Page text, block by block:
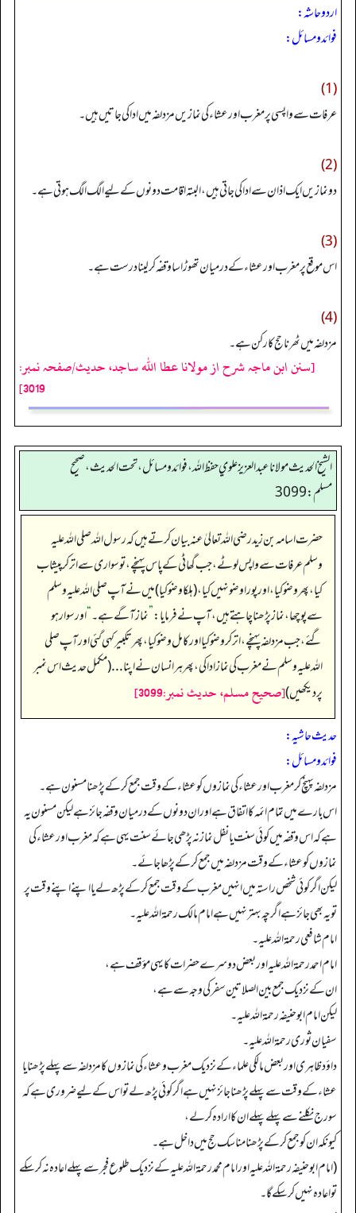
اردو حاشہ:
فوائد و مسائل:
(1)
عرفات سے واپسی پر مغرب اور عشاء کی نمازیں مزدلفہ میں ادا کی جاتیں ہیں۔
(2)
دونمازیں ایک اذان سے ادا کی جاتی ہیں، البتہ اقامت دونوں کے لیے الگ الگ ہوتی ہے۔
(3)
اس موقع پر مغرب اور عشاء کے درمیان تھوڑا سا وقفہ کرلینا درست ہے۔
(4)
مزدلفہ میں ٹھرنا حج کا رکن ہے۔
[سنن ابن ماجہ شرح از مولانا عطا الله ساجد، حدیث/صفحہ نمبر:
3019]
الشيخ الحديث مولانا عبدالعزيز علوي حفظ الله، فوائد و مسائل، تحت الحديث ، صحيح
مسلم: 3099
حضرت اسامہ بن زید رضی اللہ تعالیٰ عنہ بیان کرتے ہیں کہ رسول اللہ صلی اللہ علیہ
وسلم عرفات سے واپس لوٹے، جب گھاٹی کے پاس پہنچے، تو سواری سے اتر کر پیشاب
کیا، پھر وضو کیا، اور پورا وضو نہیں کیا، (ہلکا وضو کیا) میں نے آپ صلی اللہ علیہ وسلم
سے پوچھا، نماز پڑھنا چاہتے ہیں، آپ نے فرمایا:”نماز آگے ہے۔“اور سوار ہو
گئے، جب مزدلفہ پہنچے، اتر کر وضو کیا اور کامل وضو کیا، پھر تکبیر کہی گئی اور آپ صلی
اللہ علیہ وسلم نے مغرب کی نماز ادا کی، پھر ہر انسان نے اپنا... (مکمل حدیث اس نمبر
پر دیکھیں)[صحيح مسلم، حديث نمبر:3099]
حدیث حاشیہ:
فوائد ومسائل:
مزدلفہ پہنچ کر مغرب اور عشاء کی نمازوں کو عشاء کے وقت جمع کر کے پڑھنا مسنون ہے۔
اس بارے میں تمام ائمہ کا اتفاق ہے اور ان دونوں کے درمیان وقفہ جائز ہے لیکن مسنون یہ
ہے کہ اس وقفہ میں کوئی سنت یا نفل نماز نہ پڑھی جائے سنت یہی ہے کہ مغرب اور عشاء کی
نمازوں کو عشاء کے وقت مزدلفہ میں جمع کر کے پڑھا جائے۔
لیکن اگر کوئی شخص راستہ میں انہیں مغرب کے وقت جمع کر کے پڑ ھ لے یا ا پنے اپنے وقت پر
تو یہ بھی جائز ہے اگرچہ بہتر نہیں ہے امام مالک رحمۃ اللہ علیہ۔
امام شافعی رحمۃ اللہ علیہ۔
امام احمد رحمۃ اللہ علیہ اور بعض دوسرے حضرات کا یہی مؤقف ہے،
ان کے نزدیک جمع بین الصلاتین سفر کی وجہ سے ہے،
لیکن امام ابوحنیفہ رحمۃ اللہ علیہ۔
سفیان ثوری رحمۃ اللہ علیہ۔
داؤد ظاہری اور بعض مالکی علماء کے نزدیک مغرب وعشاء کی نمازوں کا مزدلفہ سے پہلے پڑھنا یا
عشاء کے وقت سے پہلے پڑھنا جائز نہیں ہے اگر کوئی پڑھ لے تو اس کے لیے ضروری ہے کہ
سورج نکلنے سے پہلے پہلے ان کا ارادہ کرلے،
کیونکہ ان کوجمع کر کے پڑھنا مناسک حج میں داخل ہے۔
(امام ابوحنیفہ رحمۃ اللہ علیہ اور امام محمد رحمۃ اللہ علیہ کے نزدیک طلوع فجر سے پہلے اعادہ نہ کر سکے
تو اعادہ نہیں کر سکے گا۔